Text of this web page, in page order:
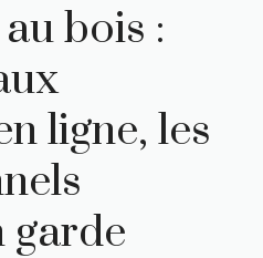
bois :
ligne, les
garde